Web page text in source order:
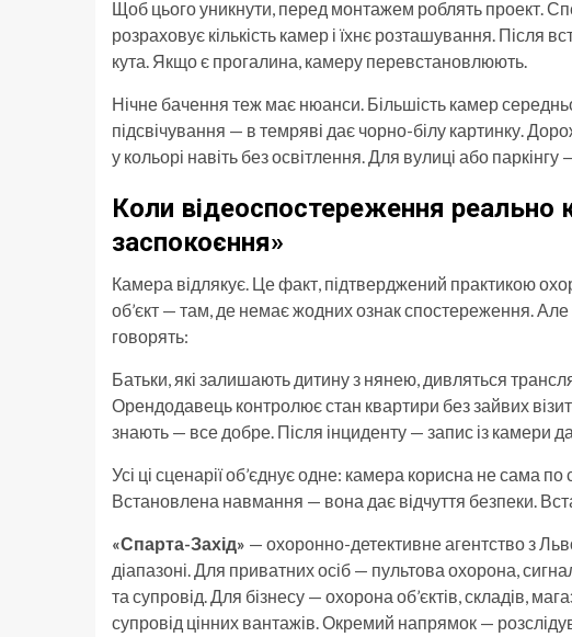
Щоб цього уникнути, перед монтажем роблять проект.
розраховує кількість камер і їхнє розташування. Після
кута. Якщо є прогалина, камеру перевстановлюють.
Нічне бачення теж має нюанси. Більшість камер
підсвічування — в темряві дає чорно-білу картинку.
у кольорі навіть без освітлення. Для вулиці або паркінгу
Коли відеоспостереження реально
заспокоєння»
Камера відлякує. Це факт, підтверджений практикою
об’єкт — там, де немає жодних ознак спостереження. Але
говорять:
Батьки, які залишають дитину з нянею, дивляться
Орендодавець контролює стан квартири без зайвих
знають — все добре. Після інциденту — запис із камери
Усі ці сценарії об’єднує одне: камера корисна не сама
Встановлена навмання — вона дає відчуття безпеки.
«Спарта-Захід» — охоронно-детективне агентство з
діапазоні. Для приватних осіб — пультова охорона,
та супровід. Для бізнесу — охорона об’єктів, складів,
супровід цінних вантажів. Окремий напрямок —